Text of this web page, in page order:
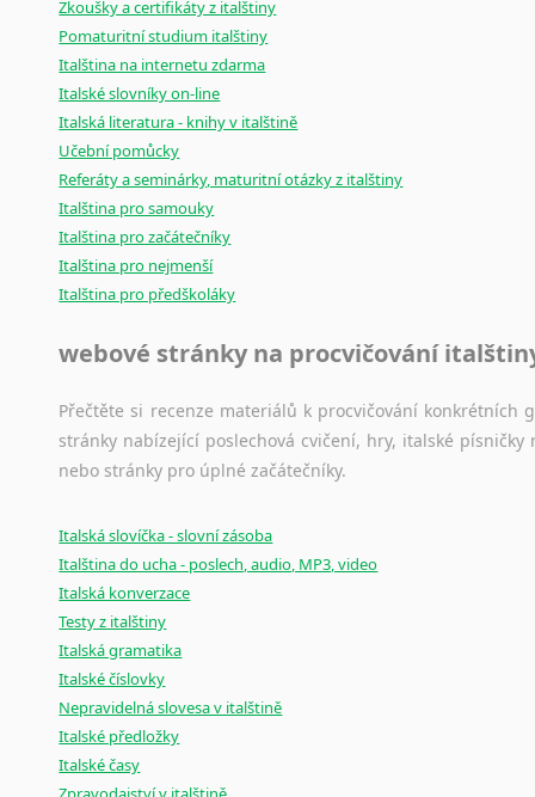
Zkoušky a certifikáty z italštiny
Pomaturitní studium italštiny
Italština na internetu zdarma
Italské slovníky on-line
Italská literatura - knihy v italštině
Učební pomůcky
Referáty a seminárky, maturitní otázky z italštiny
Italština pro samouky
Italština pro začátečníky
Italština pro nejmenší
Italština pro předškoláky
webové stránky na procvičování
Přečtěte si recenze materiálů k procvičování
stránky nabízející poslechová cvičení, hry, italské
nebo stránky pro úplné začátečníky.
Italská slovíčka - slovní zásoba
Italština do ucha - poslech, audio, MP3, video
Italská konverzace
Testy z italštiny
Italská gramatika
Italské číslovky
Nepravidelná slovesa v italštině
Italské předložky
Italské časy